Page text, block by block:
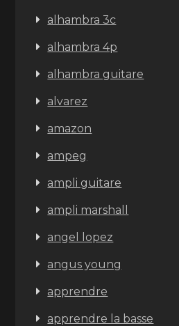
alhambra 3c
alhambra 4p
alhambra guitare
alvarez
amazon
ampeg
ampli guitare
ampli marshall
angel lopez
angus young
apprendre
apprendre la basse